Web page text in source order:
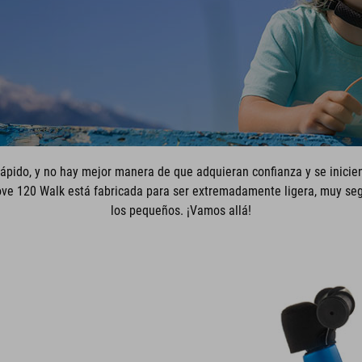
y no hay mejor manera de que adquieran confianza y se
120 Walk está fabricada para ser extremadamente ligera, muy
los pequeños. ¡Vamos allá!